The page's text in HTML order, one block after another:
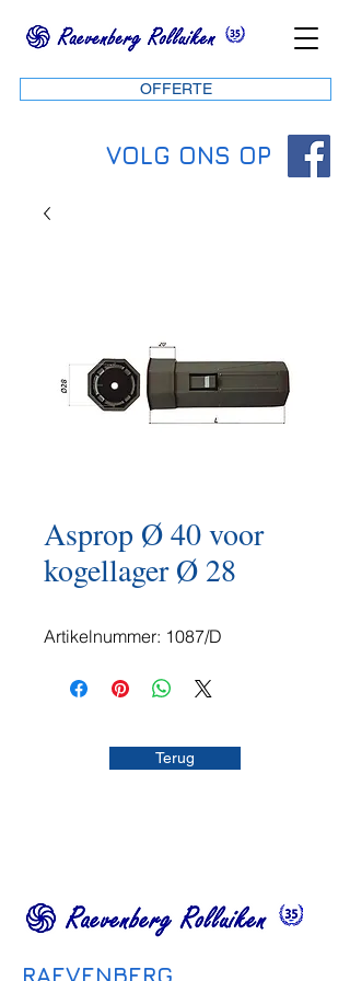
OFFERTE
VOLG ONS OP
Asprop Ø 40 voor
kogellager Ø 28
Artikelnummer: 1087/D
Terug
RAEVENBERG